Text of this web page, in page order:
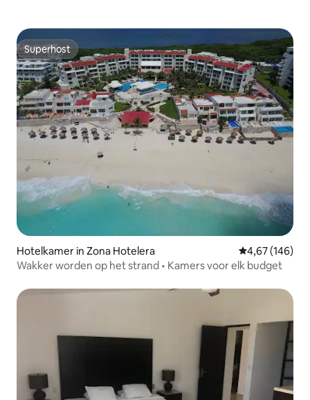
Superhost
Superhost
Hotelkamer in Zona Hotelera Gemiddelde
4,67 (146)
Wakker worden op het strand • Kamers voor elk budget